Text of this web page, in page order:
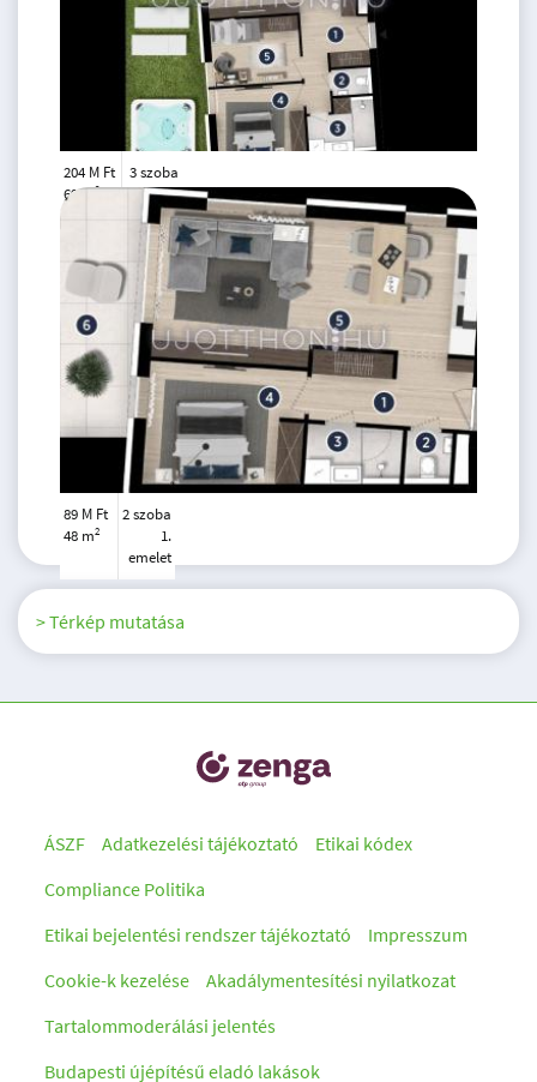
204 M Ft
69 m2
3 szoba
2.
emelet
89 M Ft
48 m2
2 szoba
1.
emelet
> Térkép mutatása
ÁSZF Adatkezelési tájékoztató
Etikai kódex
Compliance Politika
Etikai bejelentési rendszer tájékoztató
Impresszum
Cookie-k kezelése
Akadálymentesítési nyilatkozat
Tartalommoderálási jelentés
Budapesti újépítésű eladó lakások